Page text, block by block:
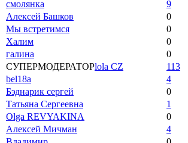
смолянка
9
Алексей Башков
0
Мы встретимся
0
Халим
0
галина
0
СУПЕРМОДЕРАТОРlola CZ 113
bel18a
4
Бэднарик сергей
0
Татьяна Сергеевна
1
Olga REVYAKINA
0
Алексей Мичман
4